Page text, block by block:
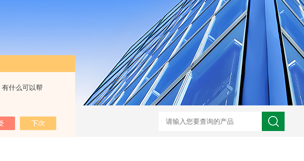
什么可以帮